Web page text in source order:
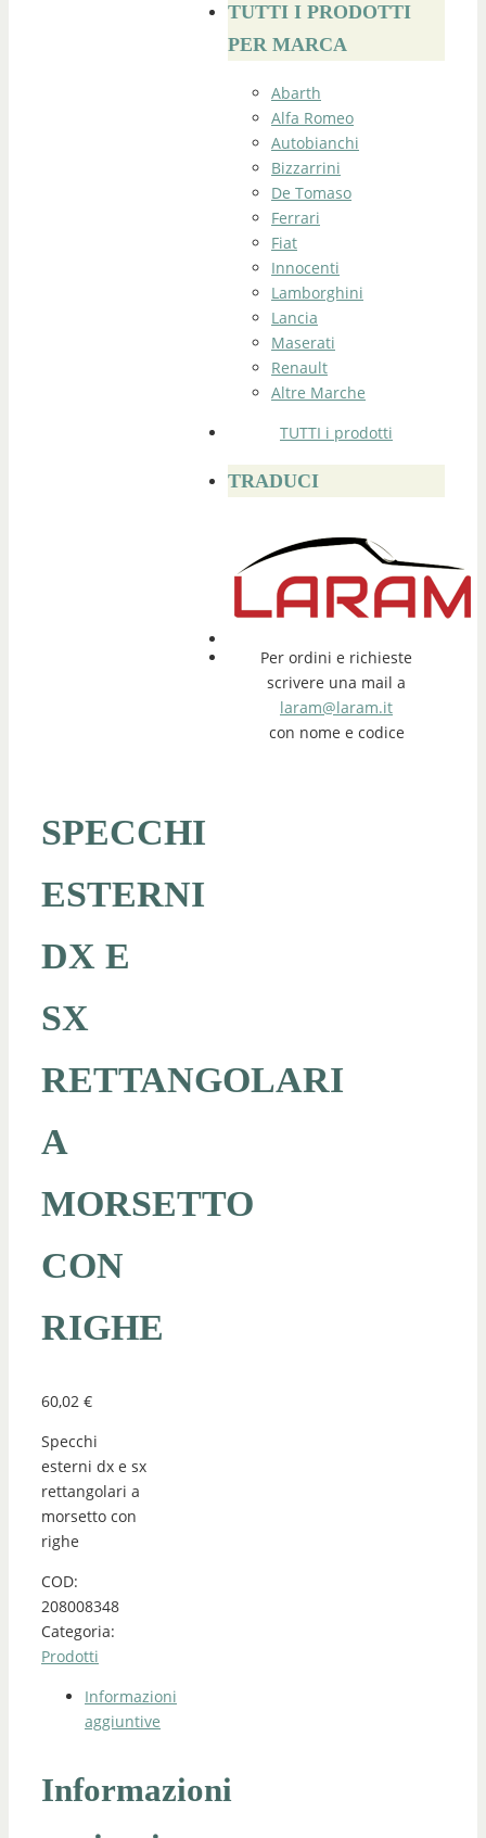
SPECCHI
ESTERNI
DX E
SX
RETTANGOLARI
A
MORSETTO
CON
RIGHE
60,02 €
Specchi
esterni dx e sx
rettangolari a
morsetto con
righe
COD:
208008348
Categoria:
Prodotti
Informazioni
aggiuntive
Informazioni
TUTTI I PRODOTTI
PER MARCA
Abarth
Alfa Romeo
Autobianchi
Bizzarrini
De Tomaso
Ferrari
Fiat
Innocenti
Lamborghini
Lancia
Maserati
Renault
Altre Marche
TUTTI i prodotti
TRADUCI
Per ordini e richieste
scrivere una mail a
laram@laram.it
con nome e codice